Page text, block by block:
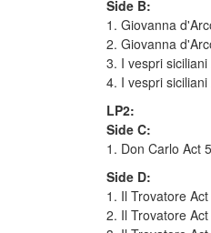
Side B:
1. Giovanna
2. Giovanna
3. I vespri
4. I vespri
LP2:
Side C:
1. Don Carlo Act
Side D:
1. Il Trovatore
2. Il Trovatore